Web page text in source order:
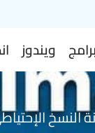
برامج ويندوز